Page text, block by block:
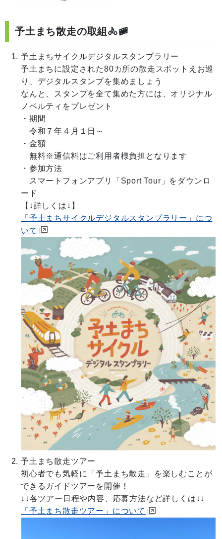
予土まち散走の取組🚴🚞
予土まちサイクルデジタルスタンプラリー
予土まちに設定された80カ所の散走スポットえお巡
り、デジタルスタンプを集めましょう
なんと、スタンプを全て集めた方には、オリジナル
ノベルティをプレゼント
・期間
令和７年４月１日～
・金額
無料※通信料はご利用者様負担となります
・参加方法
スマートフォンアプリ「Sport Tour」をダウンロ
ード
【↓詳しくは↓】
「予土まちサイクルデジタルスタンプラリー」につ
いて
予土まち散走ツアー
初心者でも気軽に「予土まち散走」を楽しむことが
できるガイドツアーを開催！
↓↓各ツアー日程や内容、応募方法など詳しくは↓↓
「予土まち散走ツアー」について